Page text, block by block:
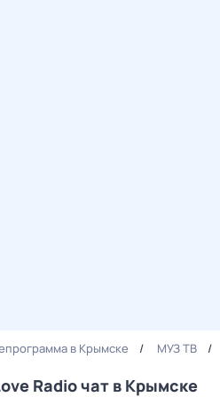
в Крымске МУЗ ТВ
Radio чат в Крымске